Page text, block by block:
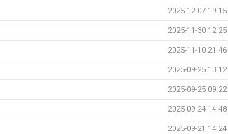
2025-12-07 19:15
2025-11-30 12:25
2025-11-10 21:46
2025-09-25 13:12
2025-09-25 09:22
2025-09-24 14:48
2025-09-21 14:24